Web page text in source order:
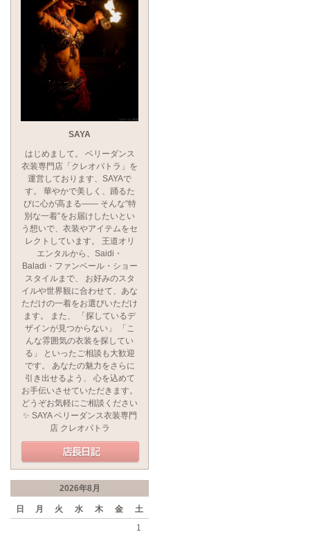
SAYA
はじめまして。 ベリーダンス
衣装専門店「クレオパトラ」を
運営しております、SAYAで
す。 華やかで美しく、踊るた
びに心が高まる―― そんな“特
別な一着”をお届けしたいとい
う想いで、衣装やアイテムをセ
レクトしています。 王道オリ
エンタルから、Saidi・
Baladi・ファンベール・ショー
スタイルまで、 お好みのスタ
イルや世界観に合わせて、あな
ただけの一着をお選びいただけ
ます。 また、 「探しているデ
ザインが見つからない」 「こ
んな雰囲気の衣装を探してい
る」 といったご相談も大歓迎
です。 あなたの魅力をさらに
引き出せるよう、 心を込めて
お手伝いさせていただきます。
どうぞお気軽にご相談ください
✨ SAYA ベリーダンス衣装専門
店 クレオパトラ
2026年8月
日 月 火 水 木 金
土
1